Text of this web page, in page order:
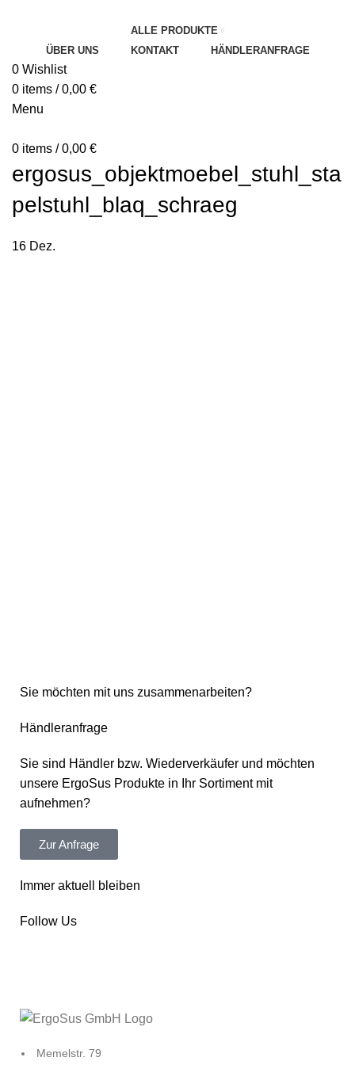
ALLE PRODUKTE
ÜBER UNS
KONTAKT HÄNDLERANFRAGE
0 Wishlist
0 items / 0,00 €
Menu
0 items / 0,00 €
ergosus_objektmoebel_stuhl_sta
pelstuhl_blaq_schraeg
16 Dez.
Sie möchten mit uns zusammenarbeiten?
Händleranfrage
Sie sind Händler bzw. Wiederverkäufer und möchten
unsere ErgoSus Produkte in Ihr Sortiment mit
aufnehmen?
Zur Anfrage
Immer aktuell bleiben
Follow Us
Memelstr. 79